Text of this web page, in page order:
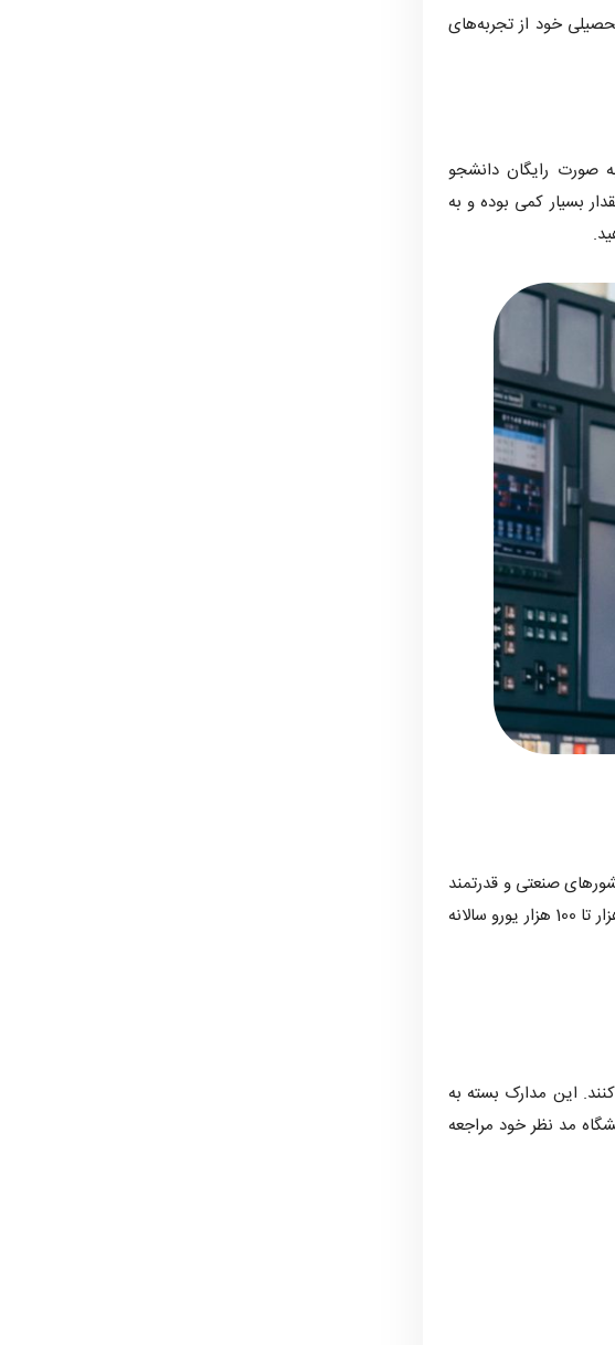
خود از تجربه‌های
صورت رایگان دانشجو
بسیار کمی بوده و به
صنعتی و قدرتمند
در دنیا می‌تواند میزبان علاقمندان این رشته در حوزه تحصیلی و کاری باشد. درامد مهندسان صنایع در آلمان از 50 هزار تا 100 هزار یورو سالانه
این مدارک بسته به
مد نظر خود مراجعه